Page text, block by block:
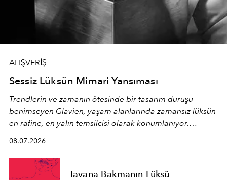
ALIŞVERİŞ
Sessiz Lüksün Mimari Yansıması
Trendlerin ve zamanın ötesinde bir tasarım duruşu
benimseyen Glavien, yaşam alanlarında zamansız lüksün
en rafine, en yalın temsilcisi olarak konumlanıyor.
en yeni seçkisiyle bu imza felsefesini mekanlara taşıyor.
08.07.2026
Tavana Bakmanın Lüksü